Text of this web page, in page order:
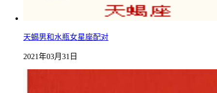
天蝎男和水瓶女星座配对
2021年03月31日